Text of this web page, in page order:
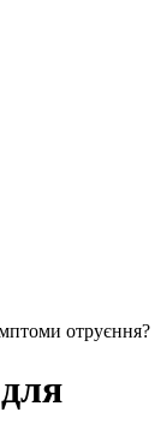
отруєння?